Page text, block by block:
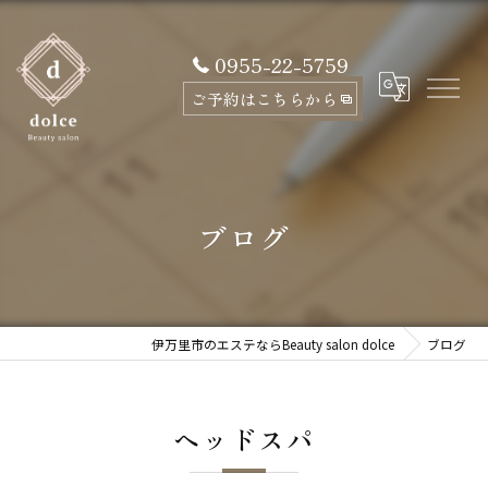
0955-22-5759
ご予約はこちらから
ブログ
伊万里市のエステならBeauty salon dolce ブログ
ヘッドスパ